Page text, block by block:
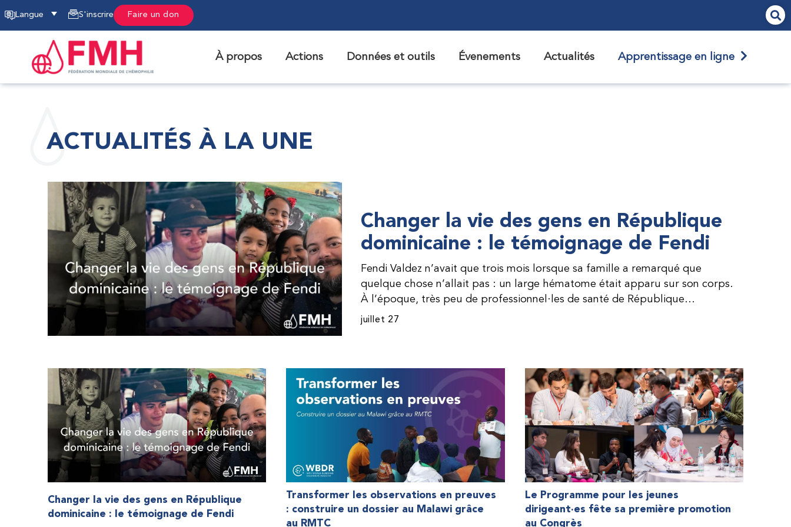
Langue S'inscrire Faire un don
À propos Actions Données et outils Évenements Actualités Apprentissage en ligne
ACTUALITÉS À LA UNE
Changer la vie des gens en République
dominicaine : le témoignage de Fendi
Fendi Valdez n’avait que trois mois lorsque sa famille a remarqué que
quelque chose n’allait pas : un large hématome était apparu sur son corps.
À l’époque, très peu de professionnel·les de santé de République
dominicaine connaissaient l’hémophilie, ce qui rendait son diagnostic difficile.
une dose inférieure à celle prescrite. À cause de ces soins limités, il avait
fréquemment des saignements, manquait l’école, était hospitalisé, et a fini
par développer des problèmes très graves aux deux genoux. Ce n’est que
lorsque Fendi a commencé à recevoir des dons de facteur fournis par le
Programme d’aide humanitaire de la Fédération mondiale de l’hémophilie
qu’il a retrouvé l’espoir d’une vie meilleure.
juillet 27
Changer la vie des gens en République
dominicaine : le témoignage de Fendi
Transformer les observations en preuves
: construire un dossier au Malawi grâce
au RMTC
Le Programme pour les jeunes
dirigeant·es fête sa première promotion
au Congrès